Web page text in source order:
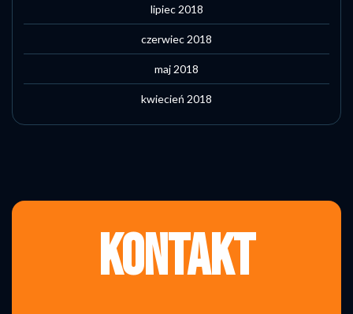
lipiec 2018
czerwiec 2018
maj 2018
kwiecień 2018
KONTAKT